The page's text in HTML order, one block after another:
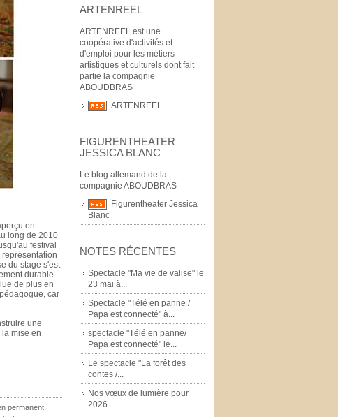
ARTENREEL
ARTENREEL est une
coopérative d'activités et
d'emploi pour les métiers
artistiques et culturels dont fait
partie la compagnie
ABOUDBRAS
ARTENREEL
FIGURENTHEATER
JESSICA BLANC
Le blog allemand de la
compagnie ABOUDBRAS
Figurentheater Jessica
Blanc
NOTES RÉCENTES
Spectacle "Ma vie de valise" le
23 mai à...
Spectacle "Télé en panne /
Papa est connecté" à...
spectacle "Télé en panne/
Papa est connecté" le...
Le spectacle "La forêt des
contes /...
Nos vœux de lumière pour
2026
en
long de 2010
festival
du stage s'est
durable
de plus en
car
une
mise en
permanent |